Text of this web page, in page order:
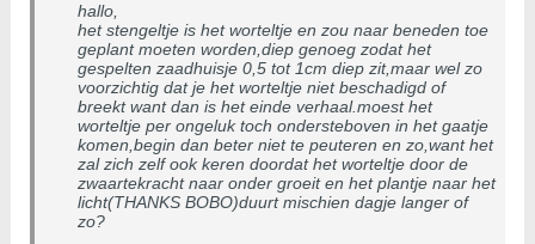
hallo,
het stengeltje is het worteltje en zou naar beneden toe
geplant moeten worden,diep genoeg zodat het
gespelten zaadhuisje 0,5 tot 1cm diep zit,maar wel zo
voorzichtig dat je het worteltje niet beschadigd of
breekt want dan is het einde verhaal.moest het
worteltje per ongeluk toch ondersteboven in het gaatje
komen,begin dan beter niet te peuteren en zo,want het
zal zich zelf ook keren doordat het worteltje door de
zwaartekracht naar onder groeit en het plantje naar het
licht(THANKS BOBO)duurt mischien dagje langer of
zo?